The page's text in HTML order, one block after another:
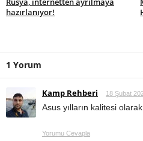
hazırlanıyor!
1 Yorum
Kamp Rehberi 18 Şubat
Asus yılların kalitesi
Yorumu Cevapla